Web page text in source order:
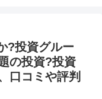
?投資グルー
の投資?投資
口コミや評判